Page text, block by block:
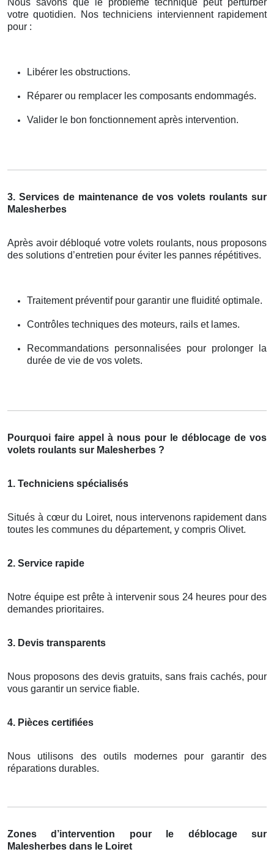
Nous savons que le problème technique peut perturber
votre quotidien. Nos techniciens interviennent rapidement
pour :
Libérer les obstructions.
Réparer ou remplacer les composants endommagés.
Valider le bon fonctionnement après intervention.
3. Services de maintenance de vos volets roulants sur
Malesherbes
Après avoir débloqué votre volets roulants, nous proposons
des solutions d’entretien pour éviter les pannes répétitives.
Traitement préventif pour garantir une fluidité optimale.
Contrôles techniques des moteurs, rails et lames.
Recommandations personnalisées pour prolonger la
durée de vie de vos volets.
Pourquoi faire appel à nous pour le déblocage de vos
volets roulants sur Malesherbes ?
1. Techniciens spécialisés
Situés à cœur du Loiret, nous intervenons rapidement dans
toutes les communes du département, y compris Olivet.
2. Service rapide
Notre équipe est prête à intervenir sous 24 heures pour des
demandes prioritaires.
3. Devis transparents
Nous proposons des devis gratuits, sans frais cachés, pour
vous garantir un service fiable.
4. Pièces certifiées
Nous utilisons des outils modernes pour garantir des
réparations durables.
Zones d’intervention pour le déblocage sur
Malesherbes dans le Loiret